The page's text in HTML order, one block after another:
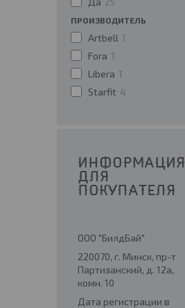
ПРОИЗВОДИТЕЛЬ
Artbell 1
Fora 1
Libera 1
Starfit 4
ИНФОРМАЦИЯ
ДЛЯ
ПОКУПАТЕЛЯ
ООО "БилдБай"
220070, г. Минск, пр-т
Партизанский, д. 12а,
комн. 10
Дата регистрации в